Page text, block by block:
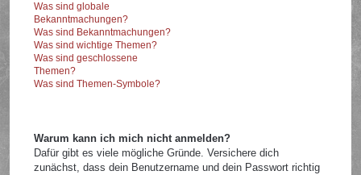
Was sind globale
Bekanntmachungen?
Was sind Bekanntmachungen?
Was sind wichtige Themen?
Was sind geschlossene
Themen?
Was sind Themen-Symbole?
Warum kann ich mich nicht anmelden?
Dafür gibt es viele mögliche Gründe. Versichere dich
zunächst, dass dein Benutzername und dein Passwort richtig